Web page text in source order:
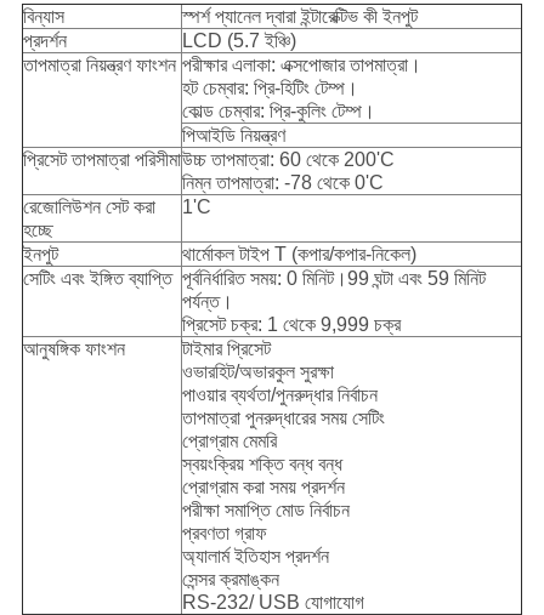
বিন্যাস
স্পর্শ প্যানেল দ্বারা ইন্টারেক্টিভ কী ইনপুট
প্রদর্শন
LCD (5.7 ইঞ্চি)
তাপমাত্রা নিয়ন্ত্রণ ফাংশন পরীক্ষার এলাকা: এক্সপোজার তাপমাত্রা।
হট চেম্বার: প্রি-হিটিং টেম্প।
কোল্ড চেম্বার: প্রি-কুলিং টেম্প।
পিআইডি নিয়ন্ত্রণ
প্রিসেট তাপমাত্রা পরিসীমাউচ্চ তাপমাত্রা: 60 থেকে 200'C
নিম্ন তাপমাত্রা: -78 থেকে 0'C
রেজোলিউশন সেট করা
হচ্ছে
1'C
ইনপুট
থার্মোকল টাইপ T (কপার/কপার-নিকেল)
সেটিং এবং ইঙ্গিত ব্যাপ্তি পূর্বনির্ধারিত সময়: 0 মিনিট।99 ঘন্টা এবং 59 মিনিট
পর্যন্ত।
প্রিসেট চক্র: 1 থেকে 9,999 চক্র
আনুষঙ্গিক ফাংশন
টাইমার প্রিসেট
ওভারহিট/অভারকুল সুরক্ষা
পাওয়ার ব্যর্থতা/পুনরুদ্ধার নির্বাচন
তাপমাত্রা পুনরুদ্ধারের সময় সেটিং
প্রোগ্রাম মেমরি
স্বয়ংক্রিয় শক্তি বন্ধ বন্ধ
প্রোগ্রাম করা সময় প্রদর্শন
পরীক্ষা সমাপ্তি মোড নির্বাচন
প্রবণতা গ্রাফ
অ্যালার্ম ইতিহাস প্রদর্শন
সেন্সর ক্রমাঙ্কন
RS-232/ USB যোগাযোগ